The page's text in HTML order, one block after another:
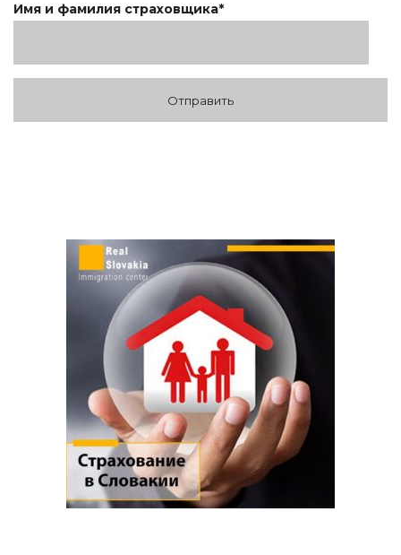
Имя и фамилия страховщика*